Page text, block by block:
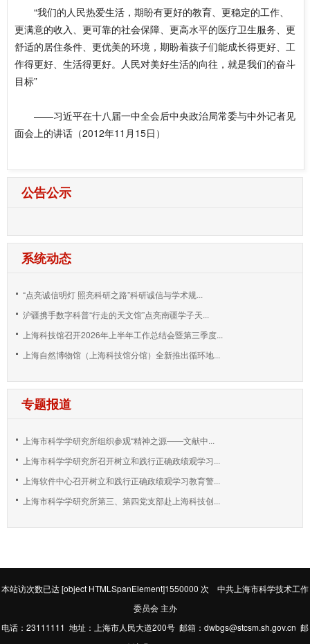
“我们的人民热爱生活，期盼有更好的教育、更稳定的工作、
更满意的收入、更可靠的社会保障、更高水平的医疗卫生服务、更
舒适的居住条件、更优美的环境，期盼着孩子们能成长得更好、工
作得更好、生活得更好。人民对美好生活的向往，就是我们的奋斗
目标”
——习近平在十八届一中全会后中央政治局常委与中外记者见
面会上的讲话（2012年11月15日）
公告公示
系统动态
“点亮诚信明灯 照亮科研之路”科研诚信与学术规...
沪疆携手数字科普“行走的天文馆”点亮南疆学子天...
上海科技馆召开2026年上半年工作总结会暨第三季度...
上海自然博物馆（上海科技馆分馆）全新推出循环地...
专题报道
上海市科学学研究所组织参观“精神之源——文献中...
上海市科学学研究所召开树立和践行正确政绩观学习...
上海软件中心召开树立和践行正确政绩观学习教育警...
上海市科学学研究所第三、第四党支部赴上海科技创...
本站访次数已达[object HTMLSpanElement]1550000 次 中共上海市科学技术工作
委员会 主办
电话：23111111 地址：上海市人民大道200号 邮箱：dwbgs@stcsm.sh.gov.cn 邮